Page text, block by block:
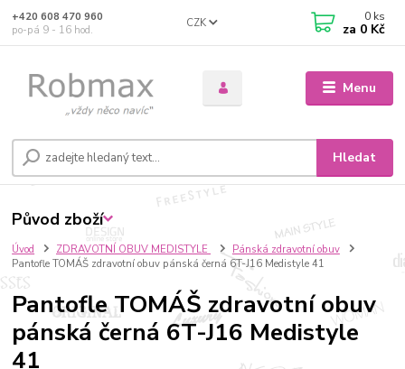
Menu
CZK
Hledat
+420 608 470 960
po-pá 9 - 16 hod.
0 ks
za 0 Kč
Úvod ZDRAVOTNÍ OBUV MEDISTYLE
Pánská zdravotní obuv
Pantofle TOMÁŠ zdravotní obuv pánská černá 6T-J16 Medistyle 41
Pantofle TOMÁŠ zdravotní obuv
pánská černá 6T-J16 Medistyle
41
Původ zboží